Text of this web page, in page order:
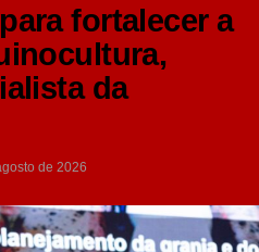
fortalecer a
da
de 2026